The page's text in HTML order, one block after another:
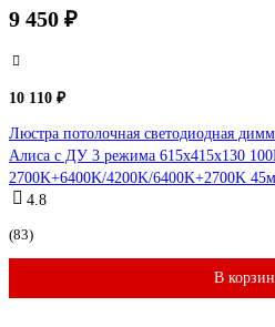
9 450 ₽
10 110 ₽
Люстра потолочная светодиодная
Алиса с ДУ 3 режима 615x415x130
2700K+6400K/4200K/6400K+2700K
4.8
(83)
В